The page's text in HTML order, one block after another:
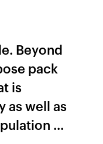
Beyond
pack
is
as well as
...